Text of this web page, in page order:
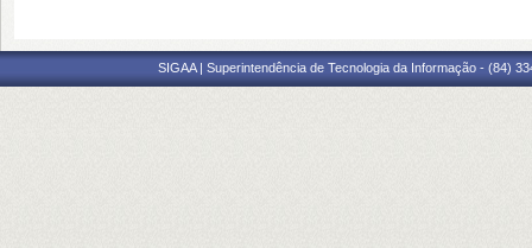
SIGAA | Superintendência de Tecnologia da Informação - (84)